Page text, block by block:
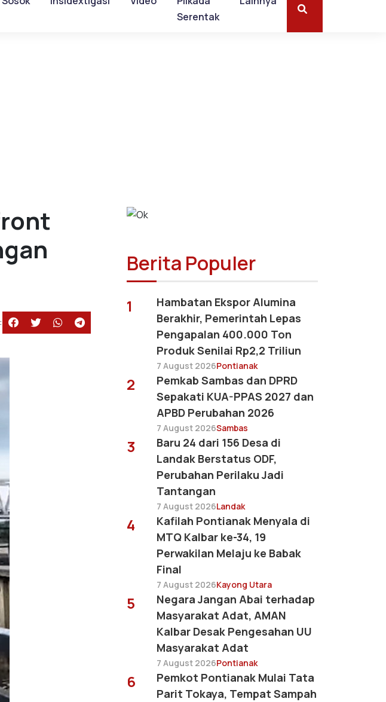
Serentak
Berita Populer
1
Hambatan Ekspor Alumina
Berakhir, Pemerintah Lepas
Pengapalan 400.000 Ton
Produk Senilai Rp2,2 Triliun
7 August 2026Pontianak
2
Pemkab Sambas dan DPRD
Sepakati KUA-PPAS 2027 dan
APBD Perubahan 2026
7 August 2026Sambas
3
Baru 24 dari 156 Desa di
Landak Berstatus ODF,
Perubahan Perilaku Jadi
Tantangan
7 August 2026Landak
4
Kafilah Pontianak Menyala di
MTQ Kalbar ke-34, 19
Perwakilan Melaju ke Babak
Final
7 August 2026Kayong Utara
5
Negara Jangan Abai terhadap
Masyarakat Adat, AMAN
Kalbar Desak Pengesahan UU
Masyarakat Adat
7 August 2026Pontianak
6
Pemkot Pontianak Mulai Tata
Parit Tokaya, Tempat Sampah